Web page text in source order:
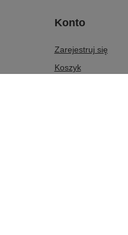
Konto
Zarejestruj się
Koszyk